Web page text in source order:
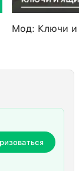
Мод: Ключи